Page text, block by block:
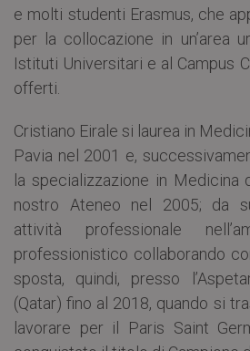
e molti studenti Erasmus, che
per la collocazione in un’area
Istituti Universitari e al Campus
offerti.
Cristiano Eirale si laurea in
Pavia nel 2001 e,
la specializzazione in Medicina
nostro Ateneo nel 2005; da
attività professionale
professionistico collaborando
sposta, quindi, presso
(Qatar) fino al 2018, quando si
lavorare per il Paris Saint